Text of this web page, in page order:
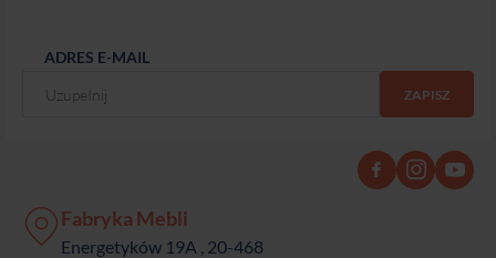
ADRES E-MAIL
Fabryka Mebli
Energetyków 19A , 20-468